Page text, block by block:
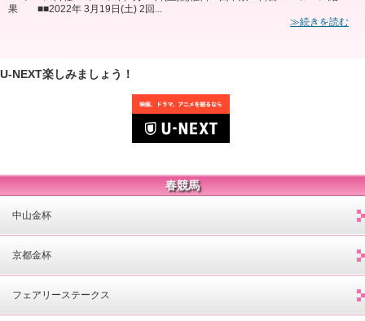
果 ■■2022年 3月19日(土) 2回...
≫続きを読む
U-NEXT楽しみましょう！
春競馬
中山金杯
京都金杯
フェアリーステークス